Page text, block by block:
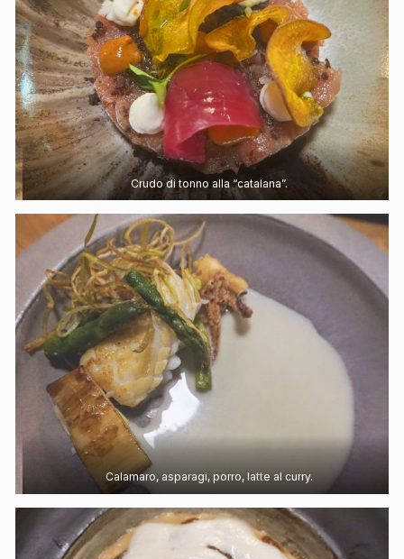
Crudo di tonno alla “catalana”.
Calamaro, asparagi, porro, latte al curry.